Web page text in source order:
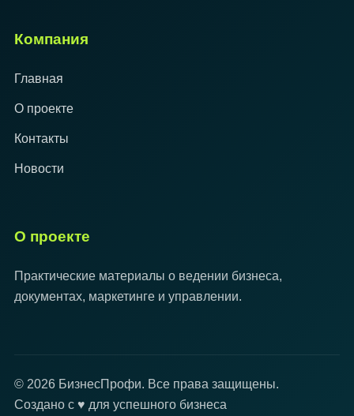
Компания
Главная
О проекте
Контакты
Новости
О проекте
Практические материалы о ведении бизнеса,
документах, маркетинге и управлении.
© 2026 БизнесПрофи. Все права защищены.
Создано с ♥ для успешного бизнеса